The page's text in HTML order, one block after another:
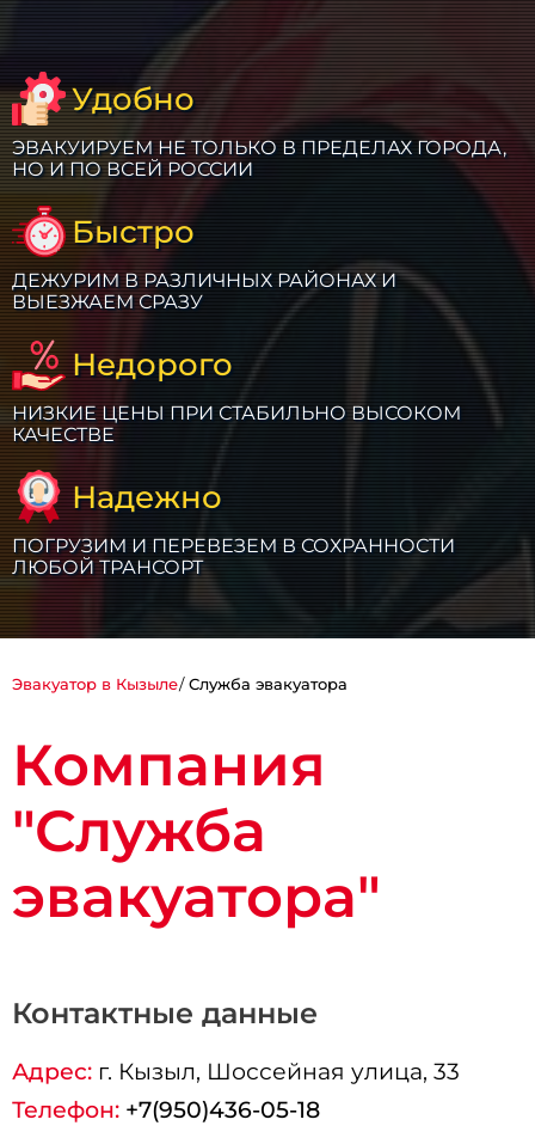
Удобно
ЭВАКУИРУЕМ НЕ ТОЛЬКО В ПРЕДЕЛАХ ГОРОДА,
НО И ПО ВСЕЙ РОССИИ
Быстро
ДЕЖУРИМ В РАЗЛИЧНЫХ РАЙОНАХ И
ВЫЕЗЖАЕМ СРАЗУ
Недорого
НИЗКИЕ ЦЕНЫ ПРИ СТАБИЛЬНО ВЫСОКОМ
КАЧЕСТВЕ
Надежно
ПОГРУЗИМ И ПЕРЕВЕЗЕМ В СОХРАННОСТИ
ЛЮБОЙ ТРАНСОРТ
Эвакуатор в Кызыле Служба эвакуатора
Компания
"Служба
эвакуатора"
Контактные данные
Адрес: г. Кызыл, Шоссейная улица, 33
Телефон: +7(950)436-05-18